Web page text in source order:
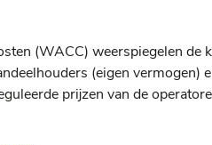
(WACC) weerspiegelen de
(eigen vermogen)
prijzen van de